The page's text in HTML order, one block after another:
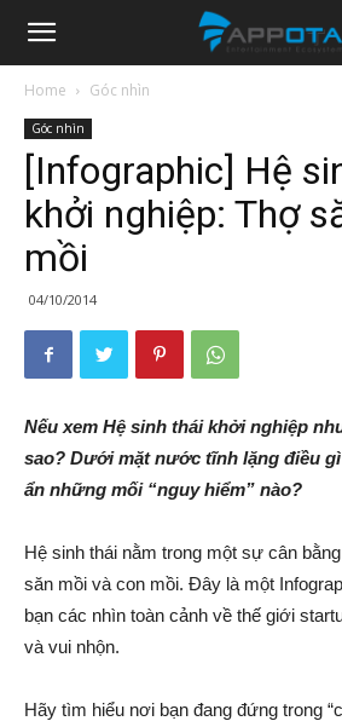
Appota
News
Home Góc nhìn
Góc nhìn
[Infographic] Hệ
khởi nghiệp: Thợ
mồi
04/10/2014
Nếu xem Hệ sinh thái khởi nghiệp
sao? Dưới mặt nước tĩnh lặng điều
ẩn những mối “nguy hiểm” nào?
Hệ sinh thái nằm trong một sự cân
săn mồi và con mồi. Đây là một
bạn các nhìn toàn cảnh về thế giới
và vui nhộn.
Hãy tìm hiểu nơi bạn đang đứng trong